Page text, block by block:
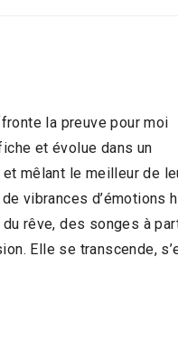
la preuve pour moi
et évolue dans un
mêlant le meilleur de
vibrances d’émotions
rêve, des songes à
Elle se transcende,